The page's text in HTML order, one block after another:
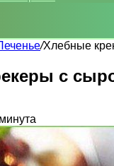
/Хлебные
с